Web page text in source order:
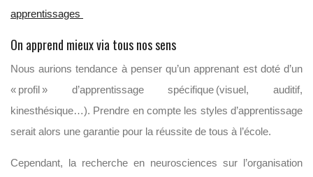
apprentissages
On apprend mieux via tous nos sens
Nous aurions tendance à penser qu’un apprenant est doté d’un
« profil » d’apprentissage spécifique (visuel, auditif,
kinesthésique…). Prendre en compte les styles d’apprentissage
serait alors une garantie pour la réussite de tous à l’école.
Cependant, la recherche en neurosciences sur l’organisation